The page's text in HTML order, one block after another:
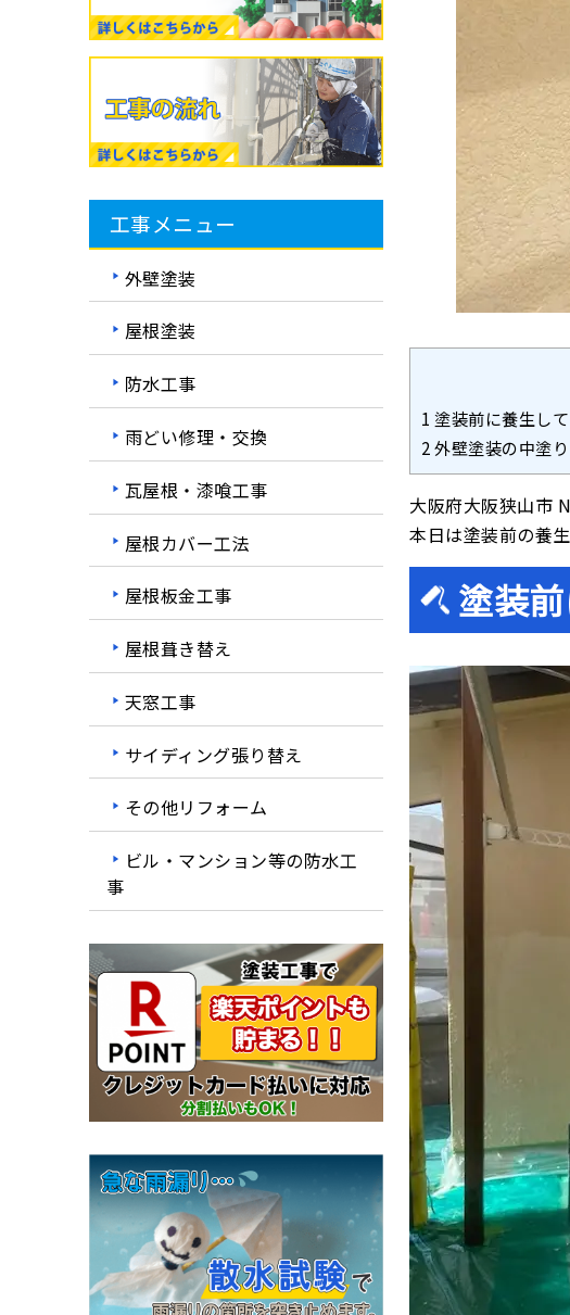
1 塗装前に養生し
2外壁塗装の中塗
大阪府大阪狭山市
本日は塗装前の養
塗装
工事メニュー
外壁塗装
屋根塗装
防水工事
雨どい修理・交換
瓦屋根・漆喰工事
屋根カバー工法
屋根板金工事
屋根葺き替え
天窓工事
サイディング張り替え
その他リフォーム
ビル・マンション等の防水工
事